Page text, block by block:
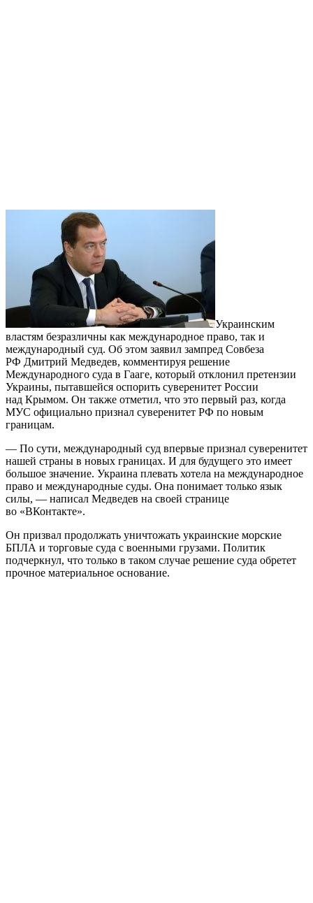
Украинским
властям безразличны как международное право, так и
международный суд. Об этом заявил зампред Совбеза
РФ Дмитрий Медведев, комментируя решение
Международного суда в Гааге, который отклонил претензии
Украины, пытавшейся оспорить суверенитет России
над Крымом. Он также отметил, что это первый раз, когда
МУС официально признал суверенитет РФ по новым
границам.
— По сути, международный суд впервые признал суверенитет
нашей страны в новых границах. И для будущего это имеет
большое значение. Украина плевать хотела на международное
право и международные суды. Она понимает только язык
силы, — написал Медведев на своей странице
во «ВКонтакте».
Он призвал продолжать уничтожать украинские морские
БПЛА и торговые суда с военными грузами. Политик
подчеркнул, что только в таком случае решение суда обретет
прочное материальное основание.